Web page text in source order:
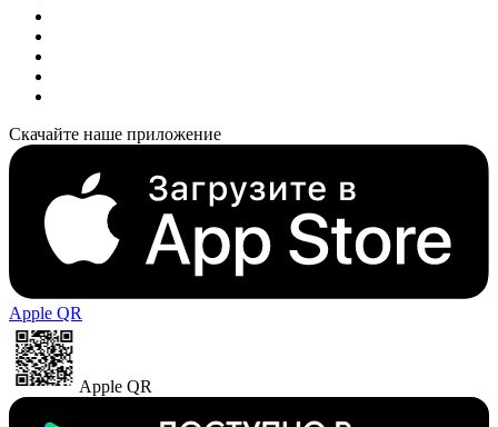
Скачайте наше приложение
Apple QR
Apple QR